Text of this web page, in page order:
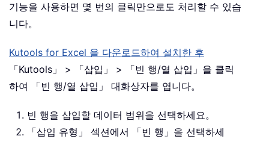
기능을 사용하면 몇 번의 클릭만으로도 처리할 수 있습
니다。
Kutools for Excel 을 다운로드하여 설치한 후
「Kutools」 > 「삽입」 > 「빈 행/열 삽입」을 클릭
하여 「빈 행/열 삽입」 대화상자를 엽니다。
빈 행을 삽입할 데이터 범위을 선택하세요。
「삽입 유형」 섹션에서 「빈 행」을 선택하세